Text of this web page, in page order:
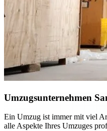
Umzugsunternehmen
Ein Umzug ist immer mit viel
alle Aspekte Ihres Umzuges